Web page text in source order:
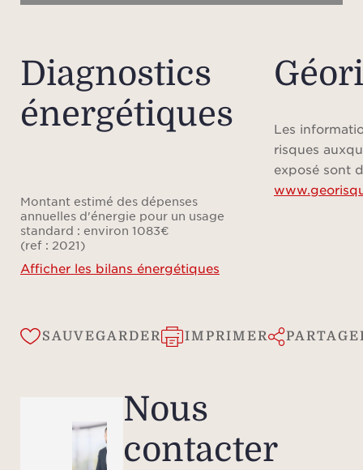
Diagnostics
énergétiques
Montant estimé des dépenses
annuelles d'énergie pour un usage
standard : environ 1083€
(ref : 2021)
Afficher les bilans énergétiques
Les
risques
exposé sont
SAUVEGARDER IMPRIMER
Nous
contacter